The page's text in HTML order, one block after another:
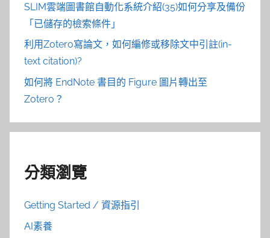
SLIM雲端圖書館自動化系統介紹(35)如何分享及備份
「已儲存的檢索條件」
利用Zotero寫論文，如何編修或移除文中引註(in-
text citation)?
如何將 EndNote 書目的 Figure 圖片轉出至
Zotero？
分類瀏覽
Getting Started / 資源指引
AI素養